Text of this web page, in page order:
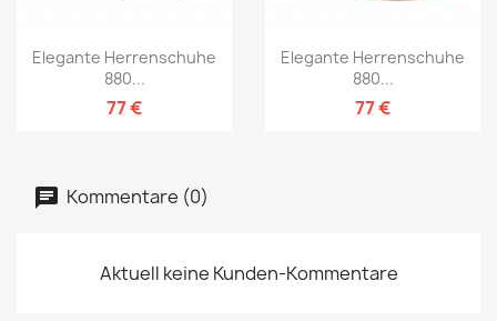
Elegante Herrenschuhe
880...
77 €
Elegante Herrenschuhe
880...
77 €
Kommentare (0)
Aktuell keine Kunden-Kommentare